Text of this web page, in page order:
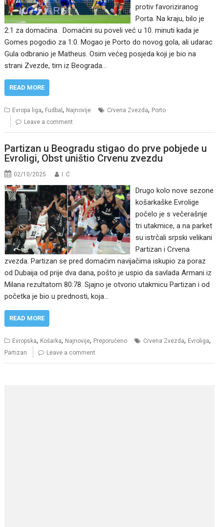
protiv favoriziranog
Porta. Na kraju, bilo je
2:1 za domaćina. Domaćini su poveli već u 10. minuti kada je
Gomes pogodio za 1:0. Mogao je Porto do novog gola, ali udarac
Gula odbranio je Matheus. Osim većeg posjeda koji je bio na
strani Zvezde, tim iz Beograda…
READ MORE
Evropa liga, Fudbal, Najnovije Crvena Zvezda, Porto
Leave a comment
Partizan u Beogradu stigao do prve pobjede u
Evroligi, Obst uništio Crvenu zvezdu
02/10/2025 I. Ć.
Drugo kolo nove sezone
košarkaške Evrolige
počelo je s večerašnje
tri utakmice, a na parket
su istrčali srpski velikani
Partizan i Crvena
zvezda. Partizan se pred domaćim navijačima iskupio za poraz
od Dubaija od prije dva dana, pošto je uspio da savlada Armani iz
Milana rezultatom 80:78. Sjajno je otvorio utakmicu Partizan i od
početka je bio u prednosti, koja…
READ MORE
Evropska, Košarka, Najnovije, Preporučeno Crvena Zvezda, Evroliga,
Partizan Leave a comment